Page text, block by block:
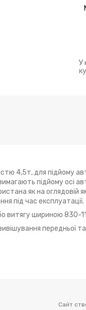
У
4,5т, для підйому
вимагають підйому
як на оглядовій
під час експлуатації.
витягу шириною 830-
передньої
Сайт